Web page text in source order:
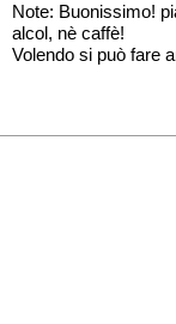
Note: Buonissimo!
alcol, nè caffè!
Volendo si può fare